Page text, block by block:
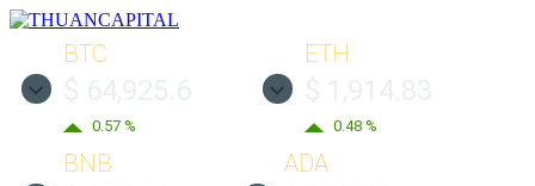
BTC
0.57 %
ETH
0.48 %
BNB ADA